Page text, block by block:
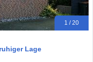
1 / 20
Lage